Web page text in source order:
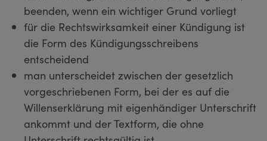
beenden, wenn ein wichtiger Grund vorliegt
für die Rechtswirksamkeit einer Kündigung ist
die Form des Kündigungsschreibens
entscheidend
man unterscheidet zwischen der gesetzlich
vorgeschriebenen Form, bei der es auf die
Willenserklärung mit eigenhändiger Unterschrift
ankommt und der Textform, die ohne